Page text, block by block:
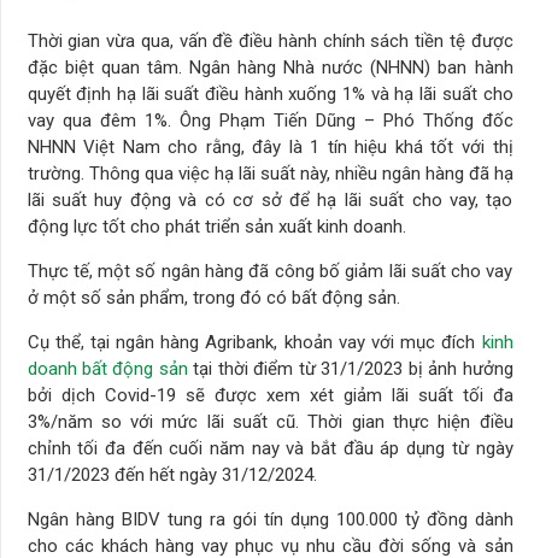
Thời gian vừa qua, vấn đề điều hành chính sách tiền tệ được
đặc biệt quan tâm. Ngân hàng Nhà nước (NHNN) ban hành
quyết định hạ lãi suất điều hành xuống 1% và hạ lãi suất cho
vay qua đêm 1%. Ông Phạm Tiến Dũng – Phó Thống đốc
NHNN Việt Nam cho rằng, đây là 1 tín hiệu khá tốt với thị
trường. Thông qua việc hạ lãi suất này, nhiều ngân hàng đã hạ
lãi suất huy động và có cơ sở để hạ lãi suất cho vay, tạo
động lực tốt cho phát triển sản xuất kinh doanh.
Thực tế, một số ngân hàng đã công bố giảm lãi suất cho vay
ở một số sản phẩm, trong đó có bất động sản.
Cụ thể, tại ngân hàng Agribank, khoản vay với mục đích kinh
doanh bất động sản tại thời điểm từ 31/1/2023 bị ảnh hưởng
bởi dịch Covid-19 sẽ được xem xét giảm lãi suất tối đa
3%/năm so với mức lãi suất cũ. Thời gian thực hiện điều
chỉnh tối đa đến cuối năm nay và bắt đầu áp dụng từ ngày
31/1/2023 đến hết ngày 31/12/2024.
Ngân hàng BIDV tung ra gói tín dụng 100.000 tỷ đồng dành
cho các khách hàng vay phục vụ nhu cầu đời sống và sản